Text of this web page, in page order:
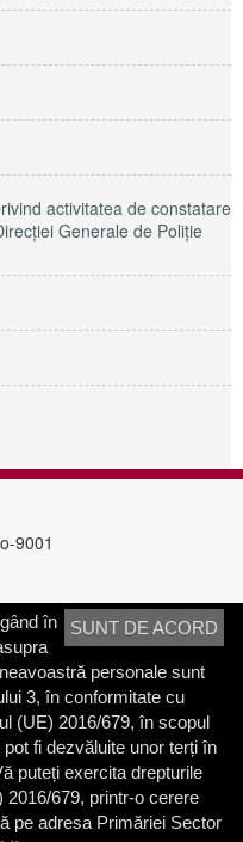
activitatea de constatare
Generale de Poliție
SUNT DE ACORD
în
personale sunt
3, în conformitate cu
(UE) 2016/679, în scopul
fi dezvăluite unor terți în
puteți exercita drepturile
679, printr-o cerere
pe adresa Primăriei Sector